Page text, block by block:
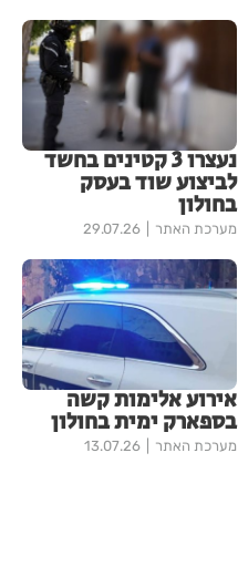
נעצרו 3 קטינים בחשד
לביצוע שוד בעסק
בחולון
מערכת האתר 29.07.26
אירוע אלימות קשה
בספארק ימית בחולון
מערכת האתר 13.07.26